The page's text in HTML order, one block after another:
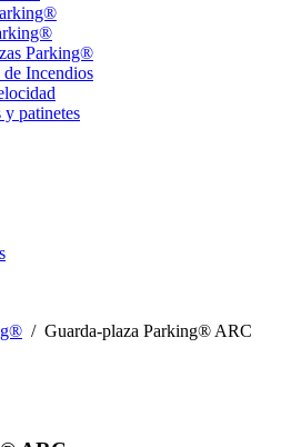
Parking®
Incendios
patinetes
/ Guarda-plaza Parking® ARC